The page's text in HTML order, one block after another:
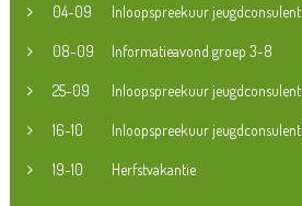
04-09 Inloopspreekuur jeugdconsulent
08-09 Informatieavond groep 3-8
25-09 Inloopspreekuur jeugdconsulent
16-10 Inloopspreekuur jeugdconsulent
19-10 Herfstvakantie